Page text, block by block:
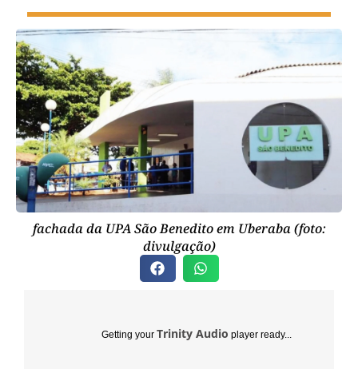
fachada da UPA São Benedito em Uberaba (foto:
divulgação)
Getting your Trinity Audio player ready...